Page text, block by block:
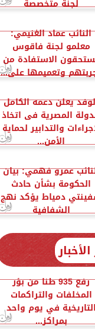
لجنة متخصصة
النائب عماد الغنيمي:
معلمو لجنة فاقوس
الاستفادة من
وتعميمها على...
يعلن دعمه الكامل
المصرية فى اتخاذ
والتدابير لحماية
الأمن...
عمرو فهمي: بيان
الحكومة بشأن حادث
دمياط يؤكد نهج
الشفافية
رفع 935 طنًا من بؤر
المخلفات والتراكمات
التاريخية في يوم واحد
بمراكز...